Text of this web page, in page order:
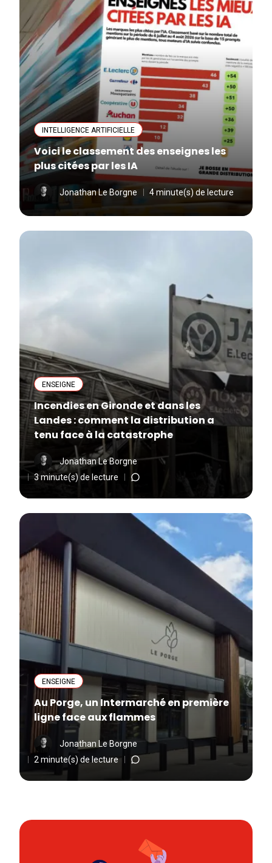
INTELLIGENCE ARTIFICIELLE
Voici le classement des enseignes les
plus citées par les IA
Jonathan Le Borgne 4 minute(s) de lecture
ENSEIGNE
Incendies en Gironde et dans les
Landes : comment la distribution a
tenu face à la catastrophe
Jonathan Le Borgne
3 minute(s) de lecture
ENSEIGNE
Au Porge, un Intermarché en première
ligne face aux flammes
Jonathan Le Borgne
2 minute(s) de lecture